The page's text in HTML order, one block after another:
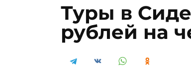
Туры в
рублей на